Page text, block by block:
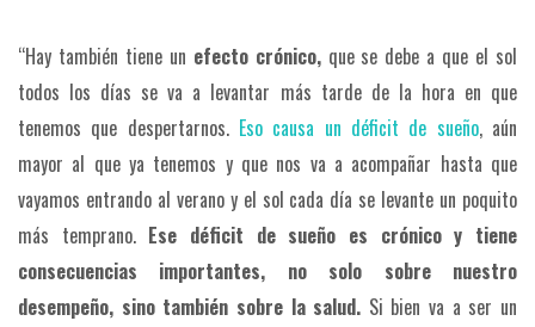
“Hay también tiene un efecto crónico,que se debe a que el sol
todos los días se va a levantar más tarde de la hora en que
tenemos que despertarnos. Eso causa un déficit de sueño, aún
mayor al que ya tenemos y que nos va a acompañar hasta que
vayamos entrando al verano y el sol cada día se levante un poquito
más temprano. Ese déficit de sueño es crónico y tiene
consecuencias importantes, no solo sobre nuestro
desempeño, sino también sobre la salud. Si bien va a ser un